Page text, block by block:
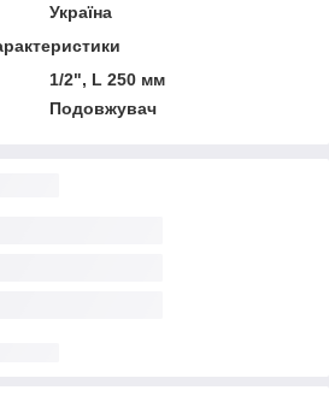
Україна
1/2", L 250 мм
Подовжувач